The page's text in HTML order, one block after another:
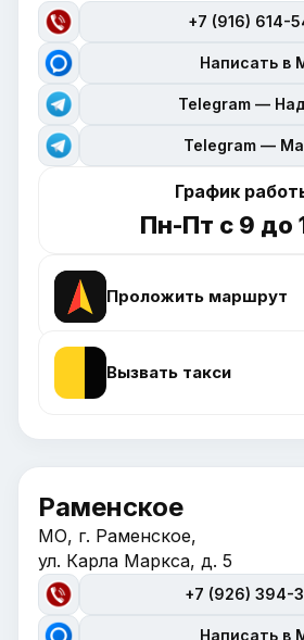
+7 (916) 614-
Написать в
Telegram —
Telegram —
График
Пн-Пт с 9 до
Проложить маршрут
Вызвать такси
Раменское
МО, г. Раменское,
ул. Карла Маркса, д. 5
+7 (926) 394-
Написать в